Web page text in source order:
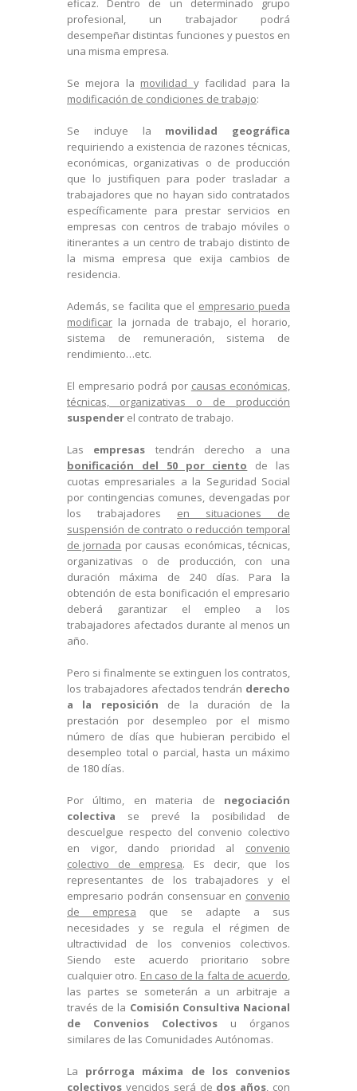
eficaz. Dentro de un determinado grupo
profesional, un trabajador podrá
desempeñar distintas funciones y puestos en
una misma empresa.
Se mejora la movilidad y facilidad para la
modificación de condiciones de trabajo:
Se incluye la movilidad geográfica
requiriendo a existencia de razones técnicas,
económicas, organizativas o de producción
que lo justifiquen para poder trasladar a
trabajadores que no hayan sido contratados
específicamente para prestar servicios en
empresas con centros de trabajo móviles o
itinerantes a un centro de trabajo distinto de
la misma empresa que exija cambios de
residencia.
Además, se facilita que el empresario pueda
modificar la jornada de trabajo, el horario,
sistema de remuneración, sistema de
rendimiento…etc.
El empresario podrá por causas económicas,
técnicas, organizativas o de producción
suspender el contrato de trabajo.
Las empresas tendrán derecho a una
bonificación del 50 por ciento de las
cuotas empresariales a la Seguridad Social
por contingencias comunes, devengadas por
los trabajadores en situaciones de
suspensión de contrato o reducción temporal
de jornada por causas económicas, técnicas,
organizativas o de producción, con una
duración máxima de 240 días. Para la
obtención de esta bonificación el empresario
deberá garantizar el empleo a los
trabajadores afectados durante al menos un
año.
Pero si finalmente se extinguen los contratos,
los trabajadores afectados tendrán derecho
a la reposición de la duración de la
prestación por desempleo por el mismo
número de días que hubieran percibido el
desempleo total o parcial, hasta un máximo
de 180 días.
Por último, en materia de negociación
colectiva se prevé la posibilidad de
descuelgue respecto del convenio colectivo
en vigor, dando prioridad al convenio
colectivo de empresa. Es decir, que los
representantes de los trabajadores y el
empresario podrán consensuar en convenio
de empresa que se adapte a sus
necesidades y se regula el régimen de
ultractividad de los convenios colectivos.
Siendo este acuerdo prioritario sobre
cualquier otro. En caso de la falta de acuerdo,
las partes se someterán a un arbitraje a
través de la Comisión Consultiva Nacional
de Convenios Colectivos u órganos
similares de las Comunidades Autónomas.
La prórroga máxima de los convenios
colectivos vencidos será de dos años, con